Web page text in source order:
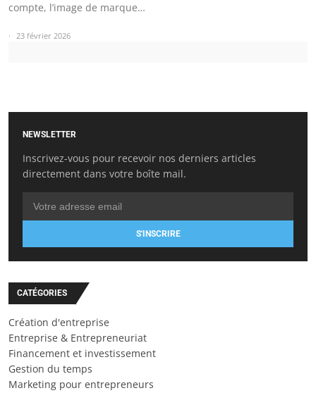
compte, l’image de marque…
23 février 2026
NEWSLETTER
Inscrivez-vous pour recevoir nos derniers articles
directement dans votre boîte mail.
S'INSCRIRE
CATÉGORIES
Création d'entreprise
Entreprise & Entrepreneuriat
Financement et investissement
Gestion du temps
Marketing pour entrepreneurs